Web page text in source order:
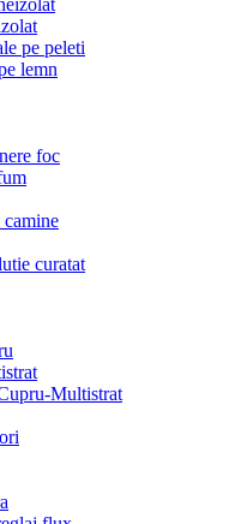
pe peleti
lemn
foc
camine
curatat
Multistrat